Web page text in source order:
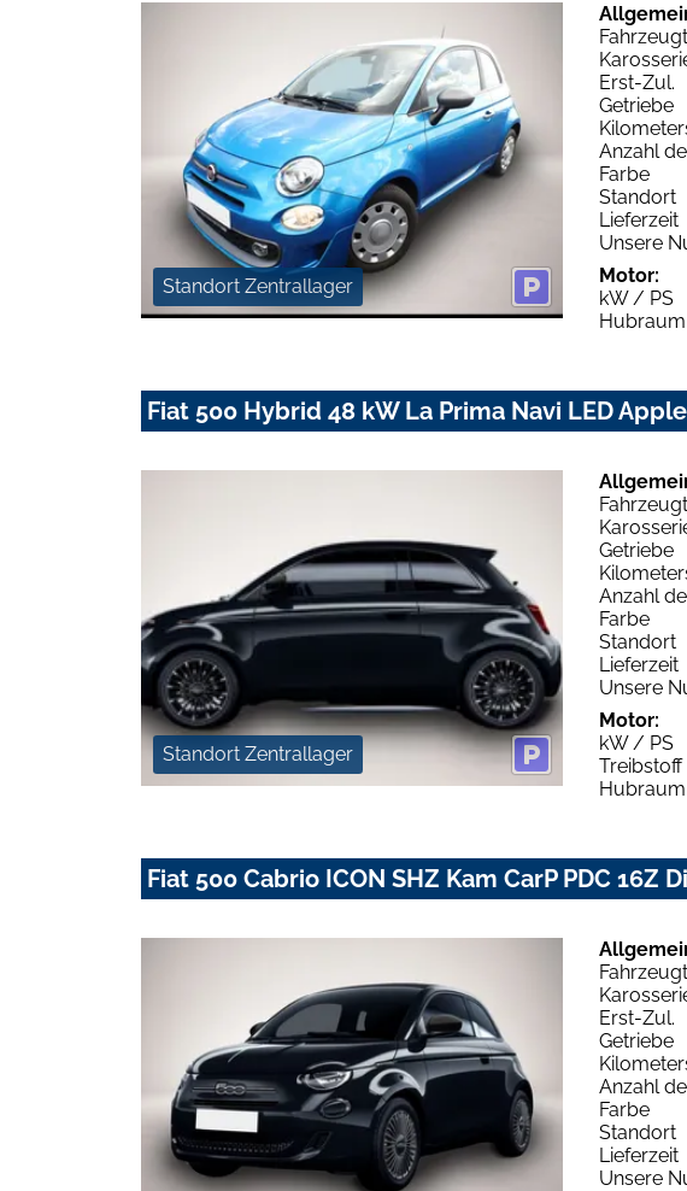
Standort Zentrallager
Erst-Zul.
Getriebe
Anzahl
Farbe
Standort
Lieferzeit
Unsere
Motor:
kW / PS
Hubraum
Fiat 500 Hybrid 48 kW La Prima Navi LED
Standort Zentrallager
Getriebe
Anzahl
Farbe
Standort
Lieferzeit
Unsere
Motor:
kW / PS
Treibstoff
Hubraum
Fiat 500 Cabrio ICON SHZ Kam CarP PDC 16Z
Erst-Zul.
Getriebe
Anzahl
Farbe
Standort
Lieferzeit
Unsere